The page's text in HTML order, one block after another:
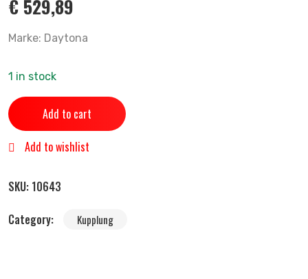
€ 529,89
Marke: Daytona
1 in stock
Add to cart
Add to wishlist
SKU: 10643
Category:
Kupplung